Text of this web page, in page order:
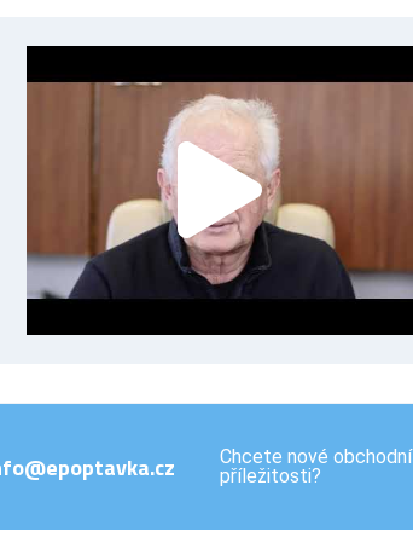
Chcete nové obchodní
příležitosti?